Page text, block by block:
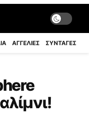
ΑΓΓΕΛΙΕΣ ΣΥΝΤΑΓΈΣ